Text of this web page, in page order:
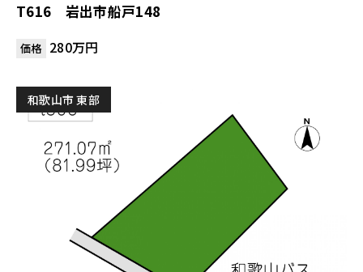
T616 岩出市船戸148
価格 280万円
和歌山市 東部